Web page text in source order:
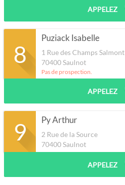
APPELEZ
8
Puziack Isabelle
1 Rue des Champs Salmont
70400Saulnot
Pas de prospection.
APPELEZ
9 Py Arthur
2 Rue de la Source
70400Saulnot
APPELEZ